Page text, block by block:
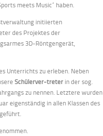
meets Music“ haben.
initiierten
des Projektes der
3D-Röntgengerät,
Unterrichts zu erleben. Neben
Schülerver-treter in der sog.
zu nennen. Letztere wurden
eigenständig in allen Klassen des